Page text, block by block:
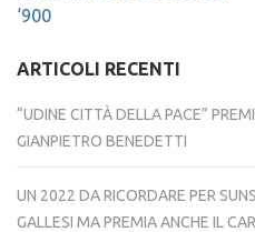
‘900
ARTICOLI RECENTI
“UDINE CITTÀ DELLA PACE”
GIANPIETRO BENEDETTI
UN 2022 DA RICORDARE PER
GALLESI MA PREMIA ANCHE IL